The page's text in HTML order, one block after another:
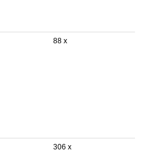
88 x
306 x